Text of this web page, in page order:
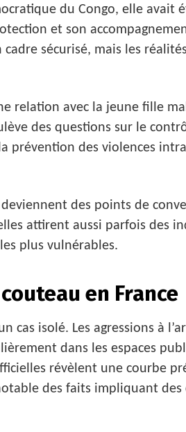
du Congo, elle avait
et son
sécurisé, mais les
relation avec la jeune fille
des questions sur le
prévention des violences
des points de
attirent aussi parfois des
plus vulnérables.
en France
cas isolé. Les agressions à
dans les espaces
révèlent une courbe
des faits impliquant des